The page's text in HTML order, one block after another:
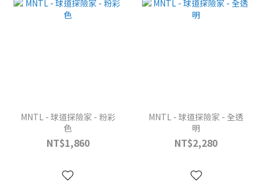
MNTL - 球道探險家 - 粉彩
色
NT$1,860
MNTL - 球道探險家 - 全透
明
NT$2,280